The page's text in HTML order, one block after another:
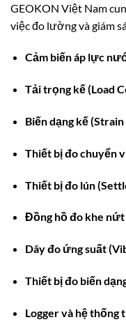
GEOKON Việt Nam
việc đo lường và giám
Cảm biến áp lực
Tải trọng kế (Load
Biến dạng kế (Strain
Thiết bị đo chuyển
Thiết bị đo lún
Đồng hồ đo khe
Dây đo ứng suất
Thiết bị đo biến
Logger và hệ